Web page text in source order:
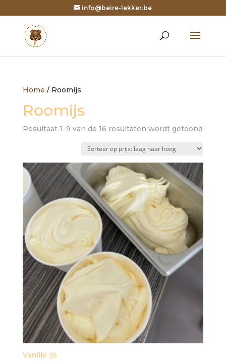
info@beire-lekker.be
Home / Roomijs
Roomijs
Resultaat 1–9 van de 16 resultaten wordt getoond
laag
naar
hoog
Vanille ijs